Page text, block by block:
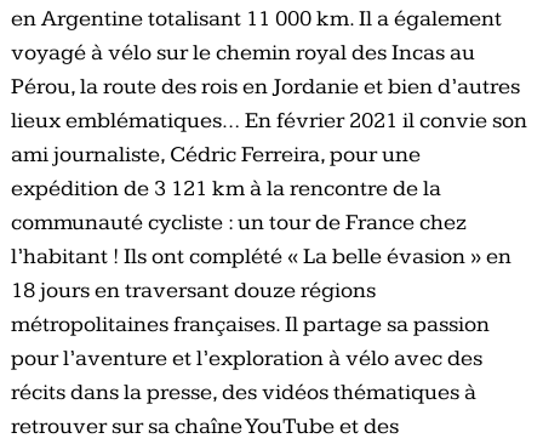
en Argentine totalisant 11 000 km. Il a également
voyagé à vélo sur le chemin royal des Incas au
Pérou, la route des rois en Jordanie et bien d’autres
lieux emblématiques… En février 2021 il convie son
ami journaliste, Cédric Ferreira, pour une
expédition de 3 121 km à la rencontre de la
communauté cycliste : un tour de France chez
l’habitant ! Ils ont complété « La belle évasion » en
18 jours en traversant douze régions
métropolitaines françaises. Il partage sa passion
pour l’aventure et l’exploration à vélo avec des
récits dans la presse, des vidéos thématiques à
retrouver sur sa chaîne YouTube et des